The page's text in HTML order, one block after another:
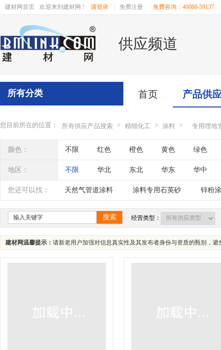
建材网首页 欢迎来到建材网 ! 请登录 免费注册 免费咨询：40088-59137
供应频道
首页 产品供
所有分类
您目前所在的位置： 所有供应产品搜索 > 精细化工 > 涂料 > 专用埋地
颜色： 不限 红色 橙色 黄色 绿色
地区： 不限 华北 东北 华东 华中
辽宁 吉林 黑龙江 内蒙古 江苏
四川 海南 贵州 云南 西藏
您还可以找： 天然气管道涂料 涂料专用石英砂 锌粉
外墙涂料
水性涂料
搜索
经营类型：
建材网温馨提示： 请新老用户加强对信息真实性及其发布者身份与资质的甄别，